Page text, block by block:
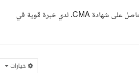
مرحبا، أنا محاسب ومحلل مالي بخبرة تزيد عن 20 عاما في مجال المحاسبة والتحليل المالي، وحاصل على شهادة CMA. لدي خبرة قوية في
خيارات